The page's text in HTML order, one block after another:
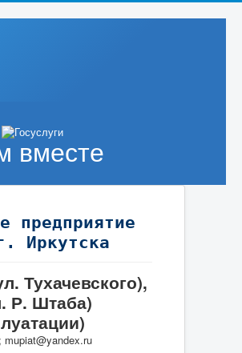
вместе
предприятие
Иркутска
Тухачевского),
Р. Штаба)
mupiat@yandex.ru